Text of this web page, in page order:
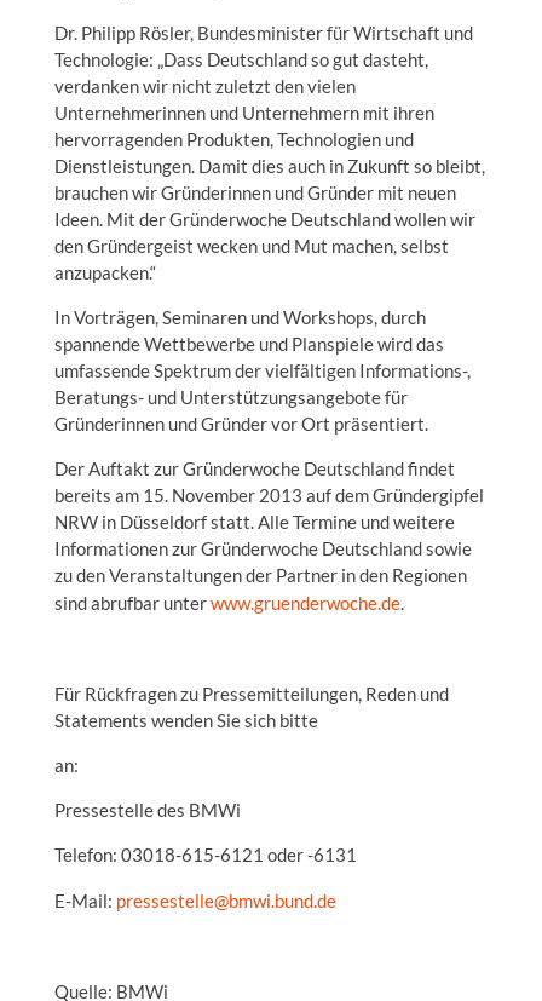
Dr. Philipp Rösler, Bundesminister für Wirtschaft und
Technologie: „Dass Deutschland so gut dasteht,
verdanken wir nicht zuletzt den vielen
Unternehmerinnen und Unternehmern mit ihren
hervorragenden Produkten, Technologien und
Dienstleistungen. Damit dies auch in Zukunft so bleibt,
brauchen wir Gründerinnen und Gründer mit neuen
Ideen. Mit der Gründerwoche Deutschland wollen wir
den Gründergeist wecken und Mut machen, selbst
anzupacken.“
In Vorträgen, Seminaren und Workshops, durch
spannende Wettbewerbe und Planspiele wird das
umfassende Spektrum der vielfältigen Informations-,
Beratungs- und Unterstützungsangebote für
Gründerinnen und Gründer vor Ort präsentiert.
Der Auftakt zur Gründerwoche Deutschland findet
bereits am 15. November 2013 auf dem Gründergipfel
NRW in Düsseldorf statt. Alle Termine und weitere
Informationen zur Gründerwoche Deutschland sowie
zu den Veranstaltungen der Partner in den Regionen
sind abrufbar unterwww.gruenderwoche.de.
Für Rückfragen zu Pressemitteilungen, Reden und
Statements wenden Sie sich bitte
an:
Pressestelle des BMWi
Telefon: 03018-615-6121 oder -6131
E-Mail: pressestelle@bmwi.bund.de
Quelle: BMWi